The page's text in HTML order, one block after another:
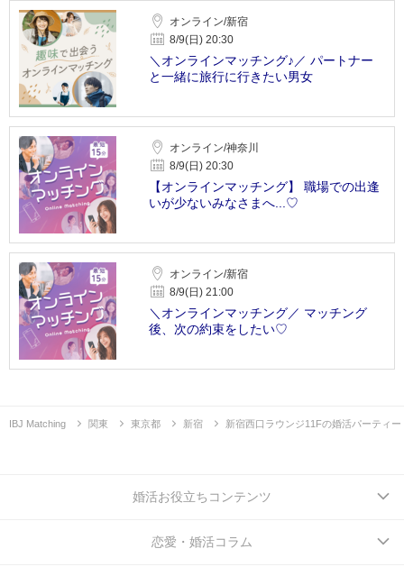
オンライン/新宿
8/9(日) 20:30
＼オンラインマッチング♪／ パートナー
と一緒に旅行に行きたい男女
オンライン/神奈川
8/9(日) 20:30
【オンラインマッチング】 職場での出逢
いが少ないみなさまへ...♡
オンライン/新宿
8/9(日) 21:00
＼オンラインマッチング／ マッチング
後、次の約束をしたい♡
IBJ Matching 関東 東京都 新宿 新宿西口ラウンジ11Fの婚活パーティー
婚活お役立ちコンテンツ
恋愛・婚活コラム